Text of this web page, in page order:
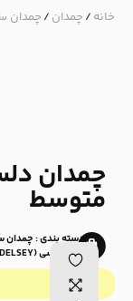
خانه / چمدان / چمدان
چمدان
متوسط
دسته بندی :چمدان
برند:
دلسی (DELSEY)
قیمت :